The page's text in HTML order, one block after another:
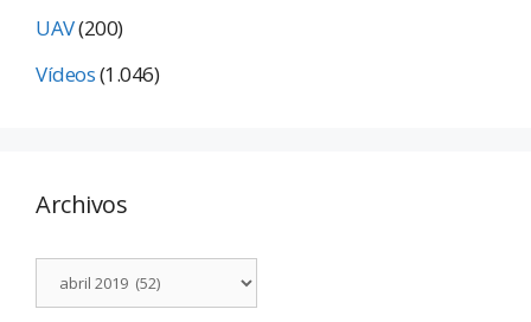
UAV(200)
Vídeos(1.046)
Archivos